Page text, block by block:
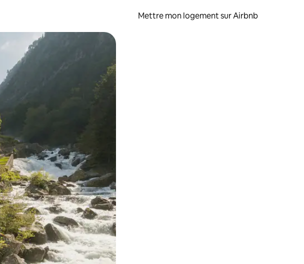
Mettre mon logement sur Airbnb
en appuyant et en faisant glisser.